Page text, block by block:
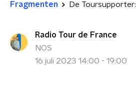
Fragmenten
Radio Tour de France
NOS
16 juli 2023 14:00 - 19:00